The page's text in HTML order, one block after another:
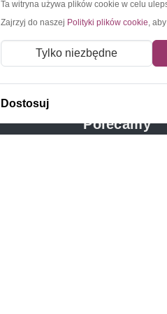
Napisz do nas
Polecamy
Ta witryna używa plików cookie w celu
Zajrzyj do naszej Polityki plików cookie,
Tylko niezbędne
Dostosuj